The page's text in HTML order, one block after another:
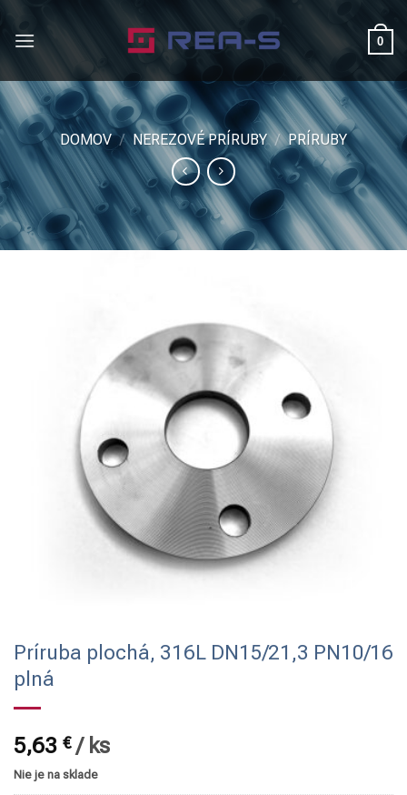
0
DOMOV / NEREZOVÉ PRÍRUBY / PRÍRUBY
Príruba plochá, 316L DN15/21,3 PN10/16
plná
5,63 €/ ks
Nie je na sklade